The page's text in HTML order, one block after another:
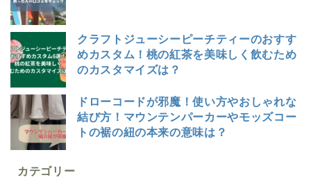
クラフトジューシーピーチティーのおすす
めカスタム！桃の紅茶を美味しく飲むため
のカスタマイズは？
ドローコードが邪魔！使い方やおしゃれな
結び方！マウンテンパーカーやモッズコー
トの裾の紐の本来の意味は？
カテゴリー